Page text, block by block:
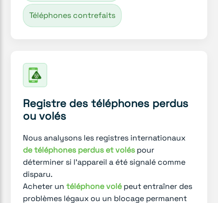
Téléphones contrefaits
Registre des téléphones perdus
ou volés
Nous analysons les registres internationaux
de téléphones perdus et voléspour
déterminer si l'appareil a été signalé comme
disparu.
Acheter un téléphone volépeut entraîner des
problèmes légaux ou un blocage permanent